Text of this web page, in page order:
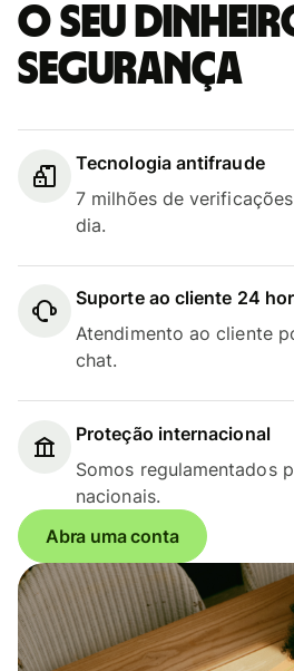
O seu
segurança
Tecnologia antifraude
7 milhões de
dia.
Suporte ao cliente 24
Atendimento ao cliente
chat.
Proteção internacional
Somos regulamentados
nacionais.
Abra uma conta